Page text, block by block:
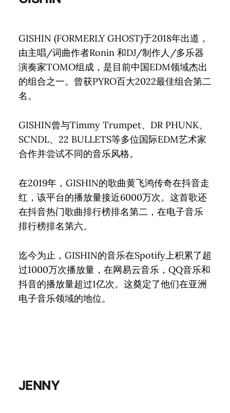
GISHIN (FORMERLY GHOST)于2018年出道，
由主唱/词曲作者Ronin 和DJ/制作人/多乐器
演奏家TOMO组成，是目前中国EDM领域杰出
的组合之一。曾获PYRO百大2022最佳组合第二
名。
GISHIN曾与Timmy Trumpet、DR PHUNK、
SCNDL、22 BULLETS等多位国际EDM艺术家
合作并尝试不同的音乐风格。
在2019年，GISHIN的歌曲黄飞鸿传奇在抖音走
红，该平台的播放量接近6000万次。这首歌还
在抖音热门歌曲排行榜排名第二，在电子音乐
排行榜排名第六。
迄今为止，GISHIN的音乐在Spotify上积累了超
过1000万次播放量，在网易云音乐，QQ音乐和
抖音的播放量超过1亿次。这奠定了他们在亚洲
电子音乐领域的地位。
JENNY